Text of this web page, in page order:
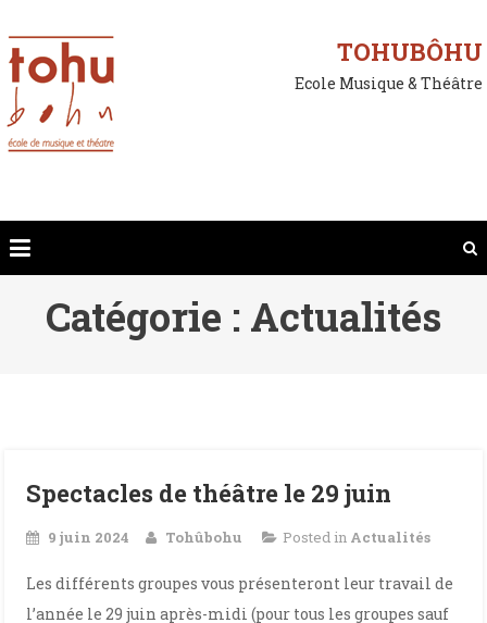
to
content
TOHUBÔHU
Ecole Musique & Théâtre
Catégorie : Actualités
Spectacles de théâtre le 29 juin
9 juin 2024 Tohûbohu Posted in Actualités
Les différents groupes vous présenteront leur travail de
l’année le 29 juin après-midi (pour tous les groupes sauf